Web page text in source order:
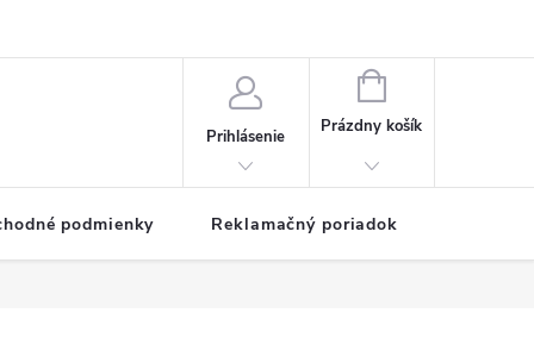
Prihlásenie
NÁKUPNÝ
KOŠÍK
Prázdny košík
podmienky Reklamačný poriadok